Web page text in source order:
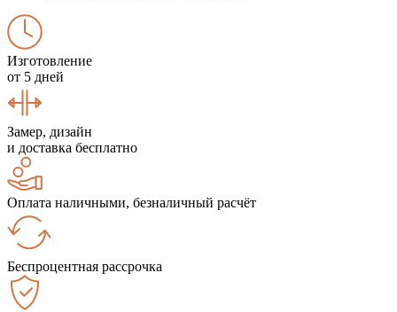
Изготовление
от 5 дней
Замер, дизайн
и доставка бесплатно
Оплата наличными, безналичный расчёт
Беспроцентная рассрочка